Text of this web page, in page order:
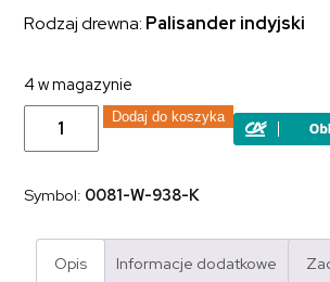
Rodzaj drewna: Palisander indyjski
4 w magazynie
ilość
Kufer
kolonialny
drewno
indyjski
rzeźbiony
Dodaj do koszyka
Symbol: 0081-W-938-K
Opis Informacje dodatkowe